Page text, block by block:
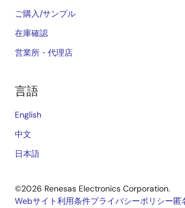
ご購入/サンプル
在庫確認
営業所・代理店
言語
English
中文
日本語
©2026 Renesas Electronics Corporation.
Webサイト利用条件プライバシーポリシー匿